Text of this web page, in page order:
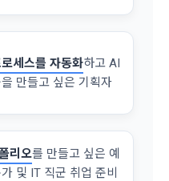
육 제반 서비스
휴계약 등을 통해 "회원"에
용을 추가 또는 변경할 수
변경내용을 "회원"에게 공
전한 인터넷 이용환경 구축
용합니다.
세스를 자동화하고 AI
만들고 싶은 기획자
리오를 만들고 싶은 예
및 IT 직군 취업 준비